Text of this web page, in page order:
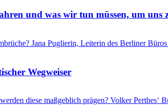
und was wir tun müssen, um uns
Jana Puglierin, Leiterin des Berliner
Wegweiser
diese maßgeblich prägen? Volker